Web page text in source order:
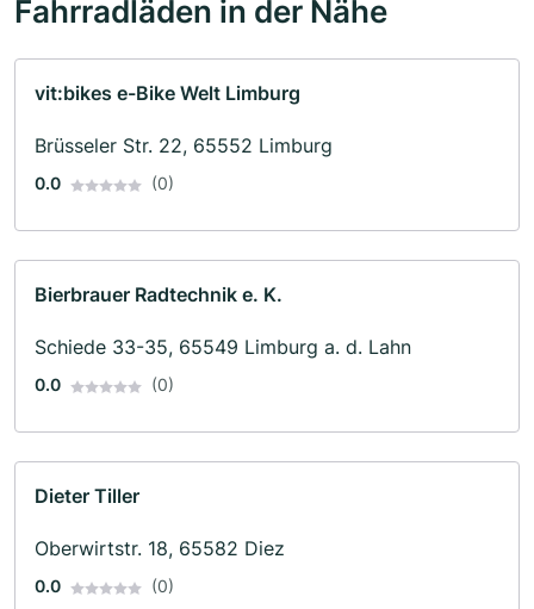
Fahrradläden in der Nähe
vit:bikes e-Bike Welt Limburg
Brüsseler Str. 22, 65552 Limburg
0.0 (0)
Bierbrauer Radtechnik e. K.
Schiede 33-35, 65549 Limburg a. d. Lahn
0.0 (0)
Dieter Tiller
Oberwirtstr. 18, 65582 Diez
0.0 (0)